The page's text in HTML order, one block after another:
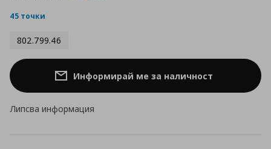
45 точки
802.799.46
Информирай ме за наличност
Липсва информация